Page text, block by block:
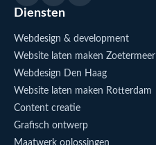
Diensten
Webdesign & development
Website laten maken Zoetermeer
Webdesign Den Haag
Website laten maken Rotterdam
Content creatie
Grafisch ontwerp
Maatwerk oplossingen